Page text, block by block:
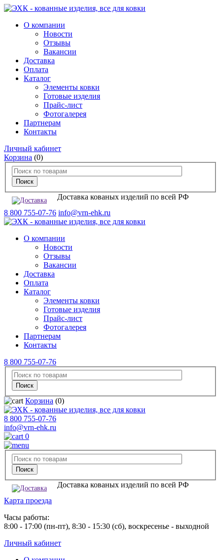
О компании
Новости
Отзывы
Вакансии
Доставка
Оплата
Каталог
Элементы ковки
Готовые изделия
Прайс-лист
Фотогалерея
Партнерам
Контакты
Личный кабинет
Корзина (0)
Доставка кованых изделий по всей РФ
8 800 755-07-76 info@vrn-ehk.ru
О компании
Новости
Отзывы
Вакансии
Доставка
Оплата
Каталог
Элементы ковки
Готовые изделия
Прайс-лист
Фотогалерея
Партнерам
Контакты
8 800 755-07-76
Корзина (0)
8 800 755-07-76
info@vrn-ehk.ru
0
Доставка кованых изделий по всей РФ
Карта проезда
Часы работы:
8:00 - 17:00 (пн-пт), 8:30 - 15:30 (сб), воскресенье - выходной
Личный кабинет